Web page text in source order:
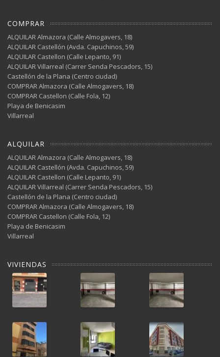
COMPRAR
ALQUILAR Almazora (Calle Almogavers, 18)
ALQUILAR Castellón (Avda. Capuchinos, 59)
ALQUILAR Castellon (Calle Lepanto, 91)
ALQUILAR Villarreal (Carrer Senda Pescadors, 15)
Castellón de la Plana (Centro ciudad)
COMPRAR Almazora (Calle Almogavers, 18)
COMPRAR Castellon (Calle Fola, 12)
Playa de Benicasim
Villarreal
ALQUILAR
ALQUILAR Almazora (Calle Almogavers, 18)
ALQUILAR Castellón (Avda. Capuchinos, 59)
ALQUILAR Castellon (Calle Lepanto, 91)
ALQUILAR Villarreal (Carrer Senda Pescadors, 15)
Castellón de la Plana (Centro ciudad)
COMPRAR Almazora (Calle Almogavers, 18)
COMPRAR Castellon (Calle Fola, 12)
Playa de Benicasim
Villarreal
VIVIENDAS